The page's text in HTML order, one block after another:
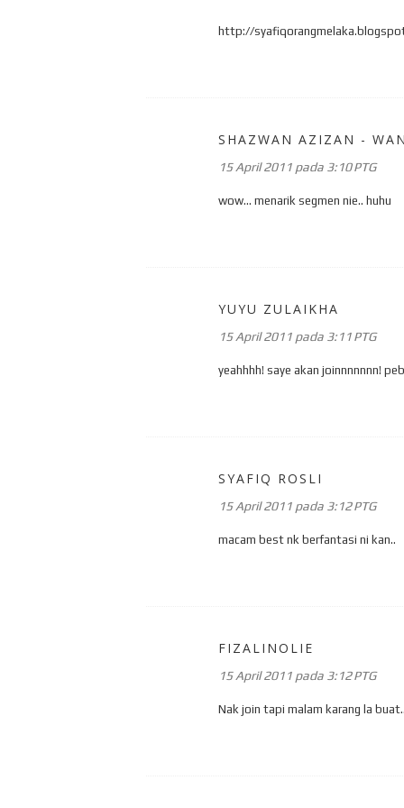
http://
SHAZWAN AZIZAN -
15 April 2011 pada 3:10 PTG
wow... menarik segmen nie.. huhu
YUYU ZULAIKHA
15 April 2011 pada 3:11 PTG
yeahhhh! saye akan joinnnnnnn!
SYAFIQ ROSLI
15 April 2011 pada 3:12 PTG
macam best nk berfantasi ni kan..
FIZALINOLIE
15 April 2011 pada 3:12 PTG
Nak join tapi malam karang la